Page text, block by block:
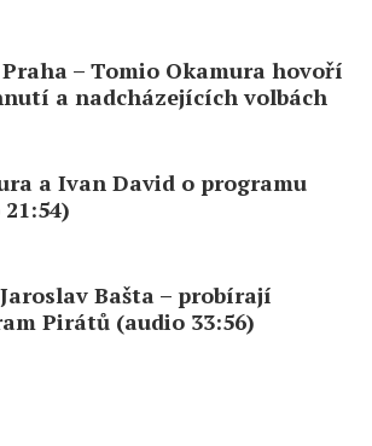
– Tomio Okamura hovoří
a nadcházejících volbách
a Ivan David o programu
Bašta – probírají
Pirátů (audio 33:56)